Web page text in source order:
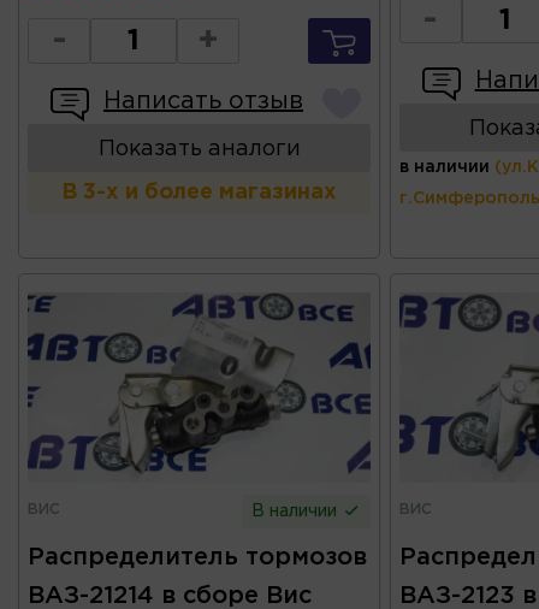
- +
Написать отзыв
Показать аналоги
В 3-х и более магазинах
-
в наличии
ВИС В наличии
Распределитель тормозов
ВАЗ-21214 в сборе Вис
ВИС
ВАЗ-2123